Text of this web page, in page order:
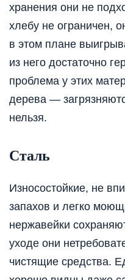
хранения они не
хлебу не ограничен,
в этом плане
из него достаточно
проблема у этих
дерева —
нельзя.
Сталь
Износостойкие, не
запахов и легко
нержавейки
уходе они
чистящие средства.